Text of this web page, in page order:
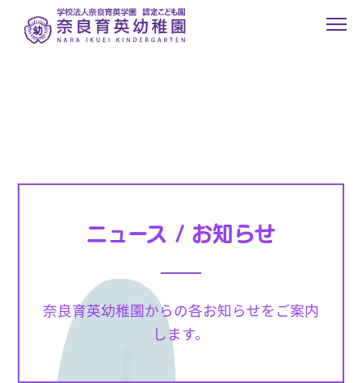
ニュース / お知らせ
奈良育英幼稚園からの各お知らせをご案内
します。